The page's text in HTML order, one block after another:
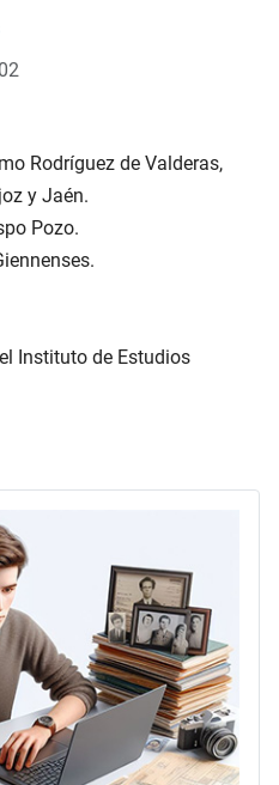
Rodríguez de Valderas,
y Jaén.
Pozo.
Instituto de Estudios